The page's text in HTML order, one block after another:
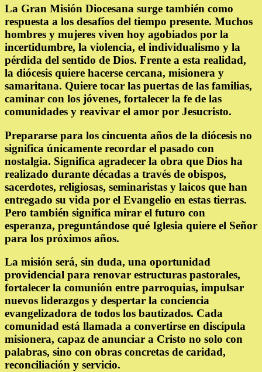
La Gran Misión Diocesana surge también como
respuesta a los desafíos del tiempo presente. Muchos
hombres y mujeres viven hoy agobiados por la
incertidumbre, la violencia, el individualismo y la
pérdida del sentido de Dios. Frente a esta realidad,
la diócesis quiere hacerse cercana, misionera y
samaritana. Quiere tocar las puertas de las familias,
caminar con los jóvenes, fortalecer la fe de las
comunidades y reavivar el amor por Jesucristo.
Prepararse para los cincuenta años de la diócesis no
significa únicamente recordar el pasado con
nostalgia. Significa agradecer la obra que Dios ha
realizado durante décadas a través de obispos,
sacerdotes, religiosas, seminaristas y laicos que han
entregado su vida por el Evangelio en estas tierras.
Pero también significa mirar el futuro con
esperanza, preguntándose qué Iglesia quiere el Señor
para los próximos años.
La misión será, sin duda, una oportunidad
providencial para renovar estructuras pastorales,
fortalecer la comunión entre parroquias, impulsar
nuevos liderazgos y despertar la conciencia
evangelizadora de todos los bautizados. Cada
comunidad está llamada a convertirse en discípula
misionera, capaz de anunciar a Cristo no solo con
palabras, sino con obras concretas de caridad,
reconciliación y servicio.